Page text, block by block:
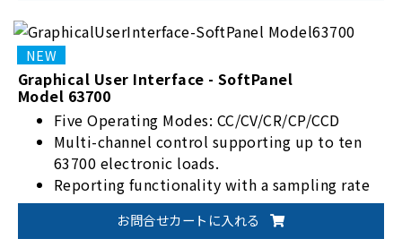
minutes, and 59 seconds
Auto Run function supporting up to 100
current change settings, with dwell times
ranging from 1 to 1,000,000 seconds and loop
settings for long testing cycles
Supports communication via GPIB, USB, and
Ethernet interfaces
Graphical User Interface - SoftPanel
Model 63700
Five Operating Modes: CC/CV/CR/CP/CCD
Multi-channel control supporting up to ten
63700 electronic loads.
Reporting functionality with a sampling rate
adjustable between 1 and 10,000 seconds,
capable of recording up to 10,000 hours, 59
お問合せカートに入れる